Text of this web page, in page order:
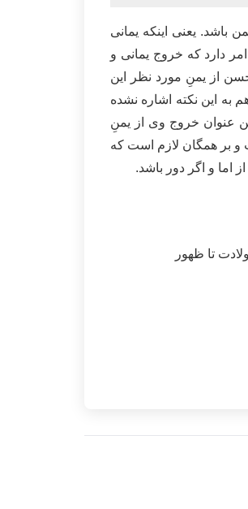
باشد. یعنی اینکه یمانی
دارد که خروج یمانی و
از یمنِ مورد نظر این
به این نکته اشاره نشده
عنوان خروج وی از یمنِ
و بر همگان لازم است که
اما و اگر دور باشد.
تا ظهور